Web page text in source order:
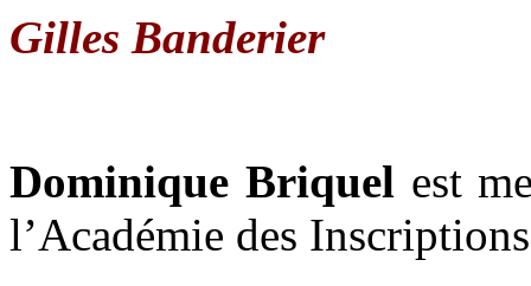
Gilles Banderier
Dominique Briquel est
l’Académie des